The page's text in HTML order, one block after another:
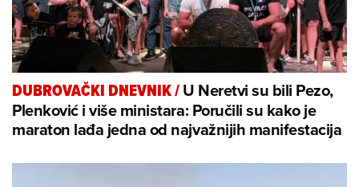
DUBROVAČKI DNEVNIK/U Neretvi su bili Pezo,
Plenković i više ministara: Poručili su kako je
maraton lađa jedna od najvažnijih manifestacija